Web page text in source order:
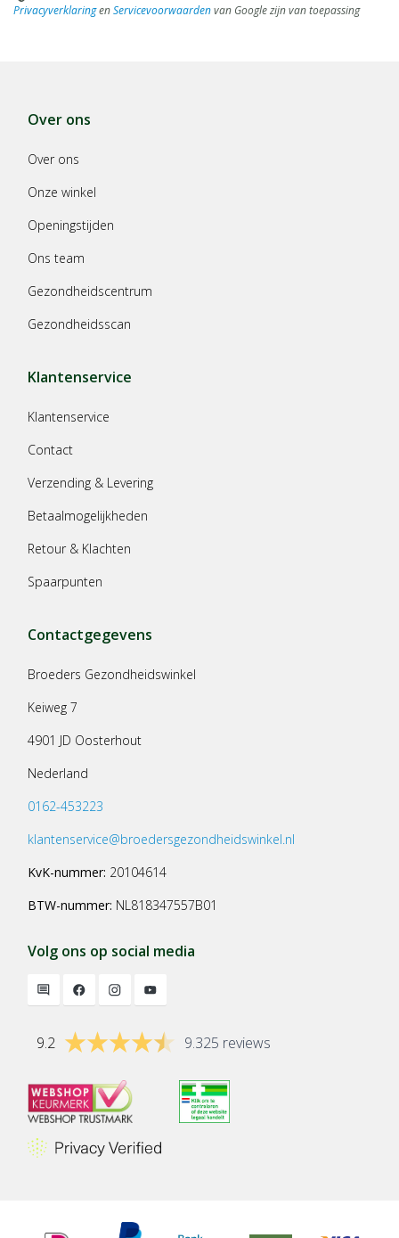
PrivacyverklaringenServicevoorwaardenvan Google zijn van toepassing
Over ons
Over ons
Onze winkel
Openingstijden
Ons team
Gezondheidscentrum
Gezondheidsscan
Klantenservice
Klantenservice
Contact
Verzending & Levering
Betaalmogelijkheden
Retour & Klachten
Spaarpunten
Contactgegevens
Broeders Gezondheidswinkel
Keiweg 7
4901 JD Oosterhout
Nederland
0162-453223
klantenservice@broedersgezondheidswinkel.nl
KvK-nummer: 20104614
BTW-nummer: NL818347557B01
Volg ons op social media
9.2 9.325 reviews